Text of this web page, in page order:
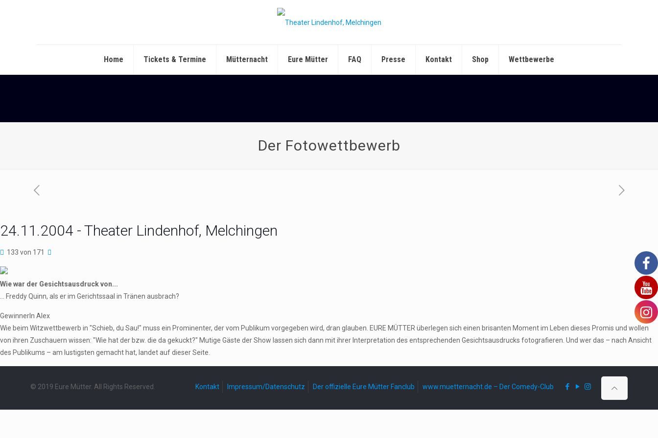
Home Tickets & Termine Mütternacht Eure Mütter FAQ Presse Kontakt Shop Wettbewerbe
Der Fotowettbewerb
24.11.2004 - Theater Lindenhof, Melchingen
133 von 171
Wie war der Gesichtsausdruck von...
... Freddy Quinn, als er im Gerichtssaal in Tränen ausbrach?
GewinnerIn Alex
Wie beim Witzwettbewerb in "Schieb, du Sau!" muss ein Prominenter, der vom Publikum vorgegeben wird, dran glauben. EURE MÜTTER überlegen sich einen brisanten Moment im Leben dieses Promis und wollen
von ihren Zuschauern wissen: "Wie hat der bzw. die da gekuckt?" Mutige Gäste der Show lassen sich dann mit ihrer Interpretation des entsprechenden Gesichtsausdrucks fotografieren. Und wer das – nach Ansicht
des Publikums – am lustigsten gemacht hat, landet auf dieser Seite.
© 2019 Eure Mütter. All Rights Reserved. Kontakt Impressum/Datenschutz Der offizielle Eure Mütter Fanclub www.muetternacht.de – Der Comedy-Club